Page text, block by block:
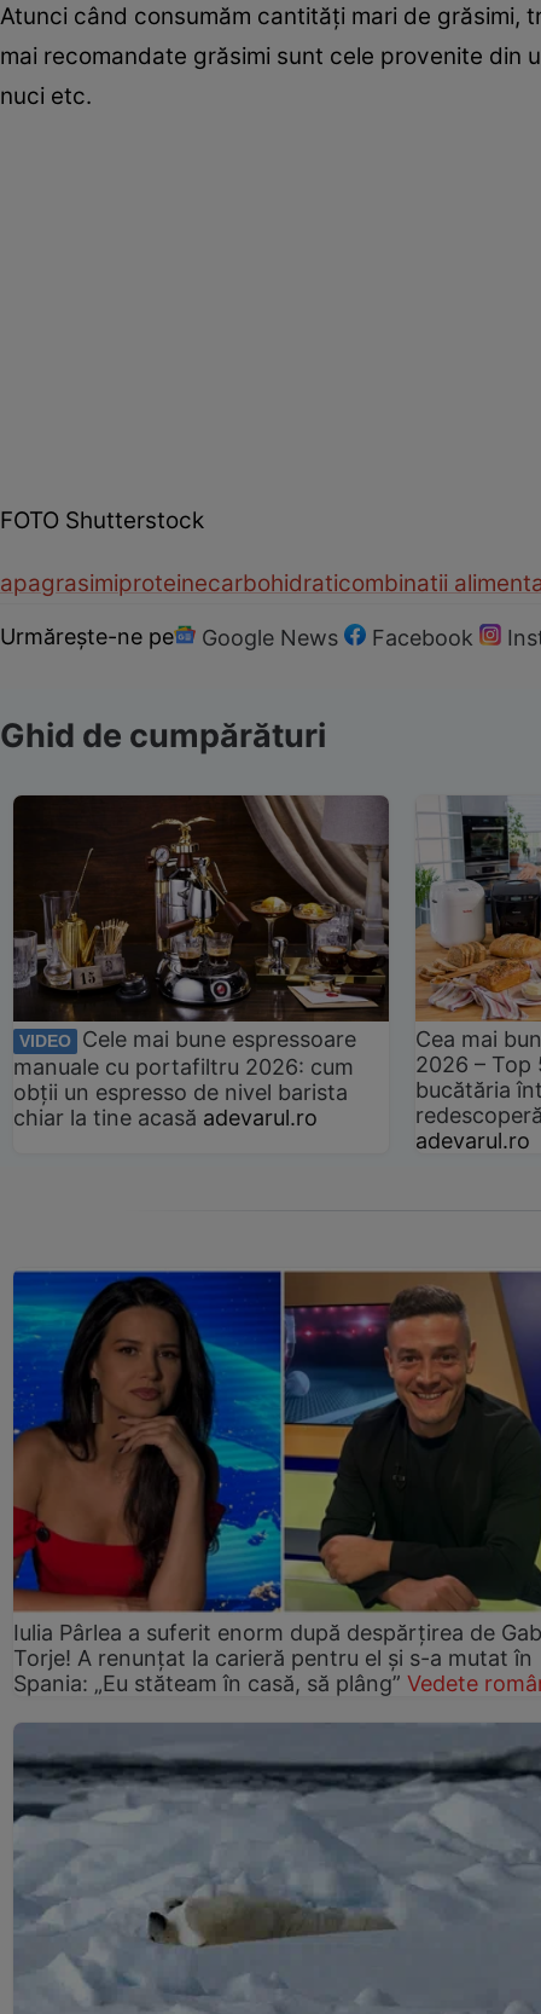
Atunci când consumăm cantităţi mari de grăsimi,
mai recomandate grăsimi sunt cele provenite din
nuci etc.
FOTO Shutterstock
apagrasimiproteinecarbohidraticombinatii
Urmărește-ne pe Google News Facebook
Ghid de cumpărături
VIDEO
Cele mai bune espressoare
manuale cu portafiltru 2026: cum
obții un espresso de nivel barista
chiar la tine acasă adevarul.ro
Cea mai
2026 –
bucătăria
adevarul.ro
Iulia Pârlea a suferit enorm după despărțirea de
Torje! A renunțat la carieră pentru el și s-a mutat în
Spania: „Eu stăteam în casă, să plâng” Vedete